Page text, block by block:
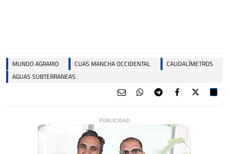
MUNDO AGRARIO CUAS MANCHA OCCIDENTAL
CAUDALÍMETROS
AGUAS SUBTERRANEAS